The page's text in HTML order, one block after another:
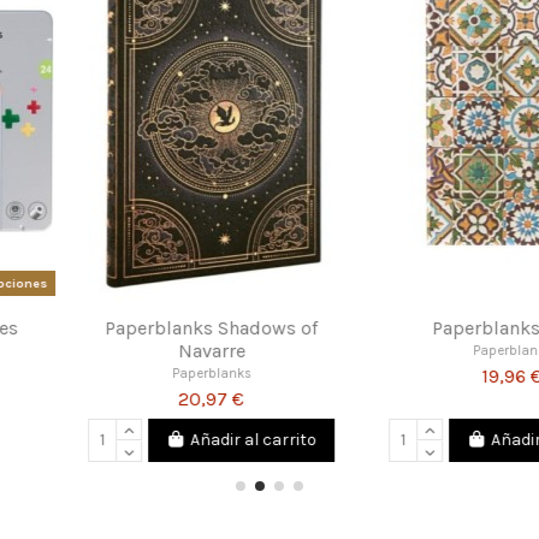
Conté a Paris Maletín Pastel
Conté a Paris
110,01 €
Añadir al carrito
Faber